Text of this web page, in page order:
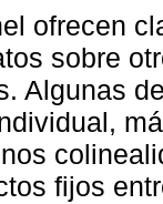
ofrecen
sobre
Algunas
fijos